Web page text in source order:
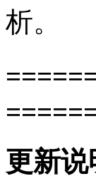
析。
更新说